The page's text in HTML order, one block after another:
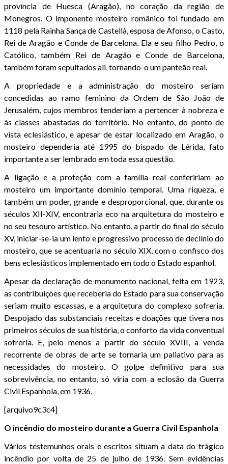
província de Huesca (Aragão), no coração da região de
Monegros. O imponente mosteiro românico foi fundado em
1118 pela Rainha Sança de Castellà, esposa de Afonso, o Casto,
Rei de Aragão e Conde de Barcelona. Ela e seu filho Pedro, o
Católico, também Rei de Aragão e Conde de Barcelona,
também foram sepultados ali, tornando-o um panteão real.
A propriedade e a administração do mosteiro seriam
concedidas ao ramo feminino da Ordem de São João de
Jerusalém, cujos membros tenderiam a pertencer à nobreza e
às classes abastadas do território. No entanto, do ponto de
vista eclesiástico, e apesar de estar localizado em Aragão, o
mosteiro dependeria até 1995 do bispado de Lérida, fato
importante a ser lembrado em toda essa questão.
A ligação e a proteção com a família real confeririam ao
mosteiro um importante domínio temporal. Uma riqueza, e
também um poder, grande e desproporcional, que, durante os
séculos XII-XIV, encontraria eco na arquitetura do mosteiro e
no seu tesouro artístico. No entanto, a partir do final do século
XV, iniciar-se-ia um lento e progressivo processo de declínio do
mosteiro, que se acentuaria no século XIX, com o confisco dos
bens eclesiásticos implementado em todo o Estado espanhol.
Apesar da declaração de monumento nacional, feita em 1923,
as contribuições que receberia do Estado para sua conservação
seriam muito escassas, e a arquitetura do complexo sofreria.
Despojado das substanciais receitas e doações que tivera nos
primeiros séculos de sua história, o conforto da vida conventual
sofreria. E, pelo menos a partir do século XVIII, a venda
recorrente de obras de arte se tornaria um paliativo para as
necessidades do mosteiro. O golpe definitivo para sua
sobrevivência, no entanto, só viria com a eclosão da Guerra
Civil Espanhola, em 1936.
[arquivo9c3c4]
O incêndio do mosteiro durante a Guerra Civil Espanhola
Vários testemunhos orais e escritos situam a data do trágico
incêndio por volta de 25 de julho de 1936. Sem evidências